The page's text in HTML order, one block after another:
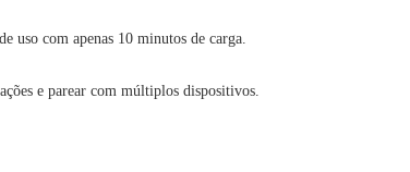
uso com apenas 10 minutos de carga.
e parear com múltiplos dispositivos.